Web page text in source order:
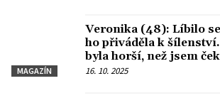
MAGAZÍN
Veronika (48): Líbilo
ho přiváděla k
byla horší, než jsem
16. 10. 2025